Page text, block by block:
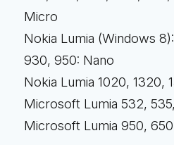
Micro
Nokia Lumia (Windows
930, 950: Nano
Nokia Lumia 1020, 1320,
Microsoft Lumia 532,
Microsoft Lumia 950,